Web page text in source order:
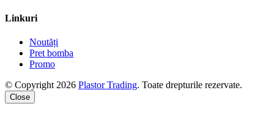
Linkuri
Noutăți
Pret bomba
Promo
© Copyright 2026 Plastor Trading. Toate drepturile rezervate.
Close